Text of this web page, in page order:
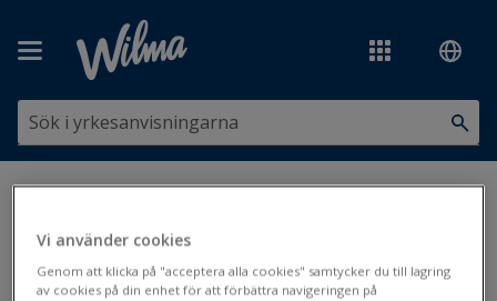
närvarouppföljning på basen av Wilma-anteckningar
Vi använder cookies
Genom att klicka på "acceptera alla cookies" samtycker du till lagring
av cookies på din enhet för att förbättra navigeringen på